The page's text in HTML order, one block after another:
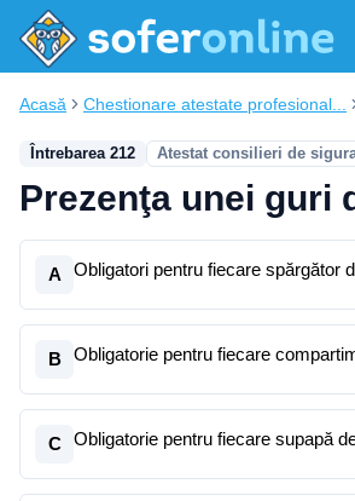
Acasă Chestionare atestate profesional...
Întrebarea 212 Atestat consilieri de
Prezenţa unei guri
A Obligatori pentru fiecare spărgător
B Obligatorie pentru fiecare
C Obligatorie pentru fiecare supapă